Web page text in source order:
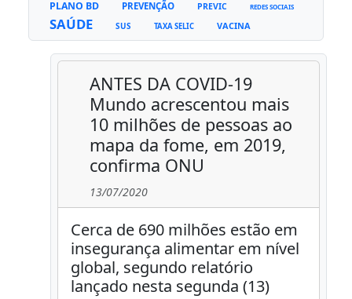
PLANO BD PREVENÇÃO PREVIC REDES SOCIAIS
SAÚDE SUS TAXA SELIC VACINA
ANTES DA COVID-19
Mundo acrescentou mais
10 milhões de pessoas ao
mapa da fome, em 2019,
confirma ONU
13/07/2020
Cerca de 690 milhões estão em
insegurança alimentar em nível
global, segundo relatório
lançado nesta segunda (13)